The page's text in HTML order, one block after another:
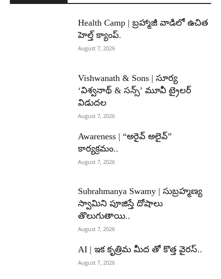
Health Camp | బ్రహ్మాజీ వాడిలో ఉచిత
హెల్త్ క్యాంప్.
August 7, 2026
Vishwanath & Sons | సూర్య
‘విశ్వనాథ్ & సన్స్’ మూవీ ట్రైలర్
విడుదల
August 7, 2026
Awareness | “అరైవ్ అలైవ్”
కార్యక్రమం..
August 7, 2026
Subrahmanya Swamy | సుబ్రహ్మణ్య
స్వామిని పూజిస్తే దోషాలు
తొలుగుతాయి..
August 7, 2026
AI | ఇక కృత్రిమ మీద తో కొత్త వైరస్..
August 7, 2026